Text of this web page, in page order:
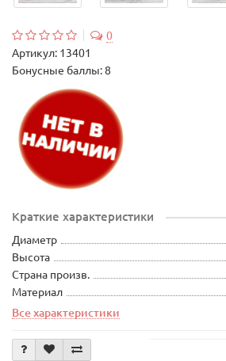
0
Артикул: 13401
Бонусные баллы: 8
Краткие характеристики
Диаметр
Высота
Страна произв.
Материал
Все характеристики